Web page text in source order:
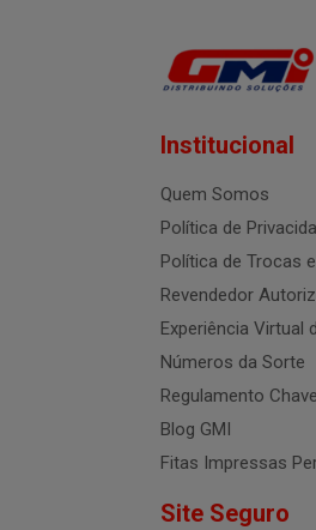
Institucional
Quem Somos
Política de
Política de Trocas
Revendedor
Experiência Virtual
Números da Sorte
Regulamento
Blog GMI
Fitas Impressas
Site Seguro